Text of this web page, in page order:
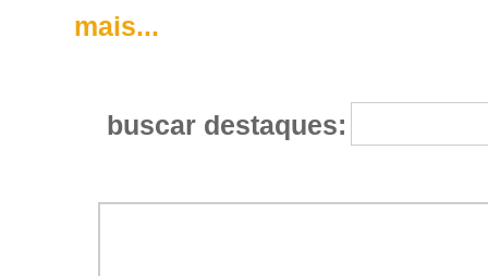
mais...
buscar destaques: